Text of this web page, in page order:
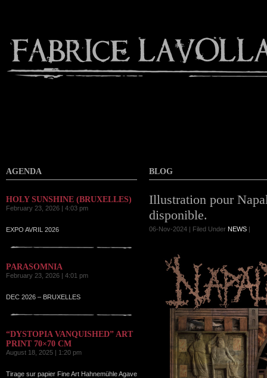
Contact
AGENDA
HOLY SUNSHINE (BRUXELLES)
February 23, 2026 | 4:03 pm
EXPO AVRIL 2026
PARASOMNIA
February 23, 2026 | 4:01 pm
DEC 2026 – BRUXELLES
“DYSTOPIA VANQUISHED” ART
PRINT 70×70 CM
August 18, 2025 | 1:20 pm
Tirage sur papier Fine Art Hahnemühle Agave
BLOG
Illustration pour
disponible.
06-Nov-2024 | Filed Under NEWS |